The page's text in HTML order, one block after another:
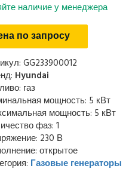
наличие у менеджера
по запросу
GG233900012
Hyundai
газ
мощность: 5 кВт
мощность: 5 кВт
фаз: 1
230 В
открытое
Газовые генераторы